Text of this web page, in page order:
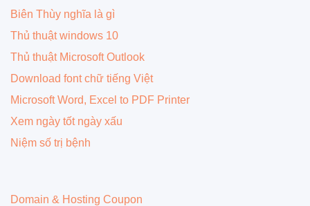
Biên Thùy nghĩa là gì
Thủ thuật windows 10
Thủ thuật Microsoft Outlook
Download font chữ tiếng Việt
Microsoft Word, Excel to PDF Printer
Xem ngày tốt ngày xấu
Niệm số trị bệnh
Domain & Hosting Coupon